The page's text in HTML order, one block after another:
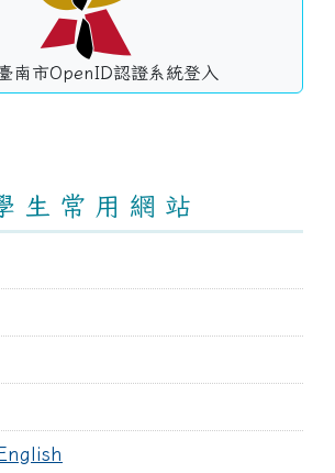
南市OpenID認證系統登入
生 常 用 網 站